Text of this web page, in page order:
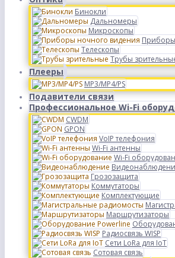
Бинокли
Дальномеры
Микроскопы
Телескопы
Трубы
Плееры
MP3/MP4/PS
Подавители связи
Профессиональное Wi-Fi
CWDM
GPON
VoIP телефония
Wi-Fi антенны
Wi-Fi
Грозозащита
Коммутаторы
Комплектующие
Маршрутизаторы
Радиосвязь WISP
Сети LoRa для IoT
Сотовая связь